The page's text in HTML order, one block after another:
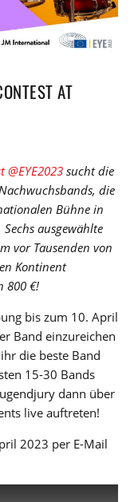
AT
sucht die
die
Bühne in
ausgewählte
vor Tausenden von
Kontinent
800 €!
bis zum 10. April
Band einzureichen
die beste Band
15-30 Bands
dann über
live auftreten!
2023 per E-Mail